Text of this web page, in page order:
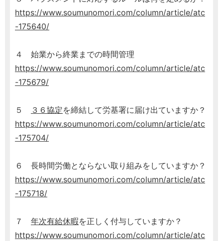
https://www.soumunomori.com/column/article/atc
-175640/
４ 始業から終業までの時間管理
https://www.soumunomori.com/column/article/atc
-175679/
５ ３６協定を締結して労基署に届け出ていますか？
https://www.soumunomori.com/column/article/atc
-175704/
６ 長時間労働とならない取り組みをしていますか？
https://www.soumunomori.com/column/article/atc
-175718/
７ 年次有給休暇を正しく付与していますか？
https://www.soumunomori.com/column/article/atc